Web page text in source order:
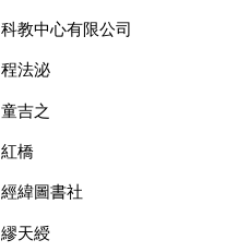
科教中心有限公司
程法泌
童吉之
紅橋
經緯圖書社
繆天綬